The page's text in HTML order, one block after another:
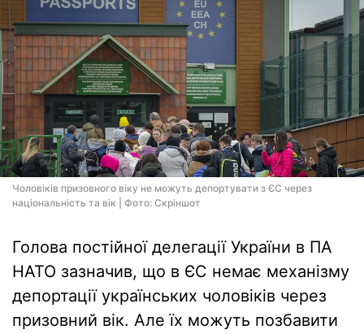
Чоловіків призовного віку не можуть депортувати з ЄС через
національність та вік | Фото: Скріншот
Голова постійної делегації України в ПА
НАТО зазначив, що в ЄС немає механізму
депортації українських чоловіків через
призовний вік. Але їх можуть позбавити